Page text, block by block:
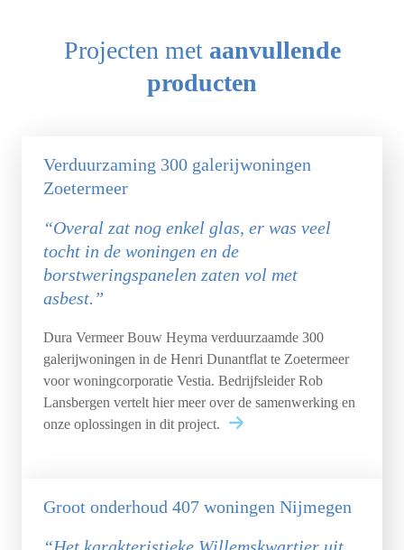
Projecten met aanvullende
producten
Verduurzaming 300 galerijwoningen
Zoetermeer
“Overal zat nog enkel glas, er was veel
tocht in de woningen en de
borstweringspanelen zaten vol met
asbest.”
Dura Vermeer Bouw Heyma verduurzaamde 300
galerijwoningen in de Henri Dunantflat te Zoetermeer
voor woningcorporatie Vestia. Bedrijfsleider Rob
Lansbergen vertelt hier meer over de samenwerking en
onze oplossingen in dit project.
Groot onderhoud 407 woningen Nijmegen